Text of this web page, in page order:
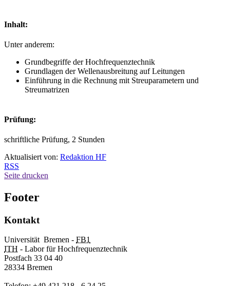
Inhalt:
Unter anderem:
Grundbegriffe der Hochfrequenztechnik
Grundlagen der Wellenausbreitung auf Leitungen
Einführung in die Rechnung mit Streuparametern und
Streumatrizen
Prüfung:
schriftliche Prüfung, 2 Stunden
Aktualisiert von: Redaktion HF
RSS
Seite drucken
Footer
Kontakt
Universität Bremen - FB1
ITH - Labor für Hochfrequenztechnik
Postfach 33 04 40
28334 Bremen